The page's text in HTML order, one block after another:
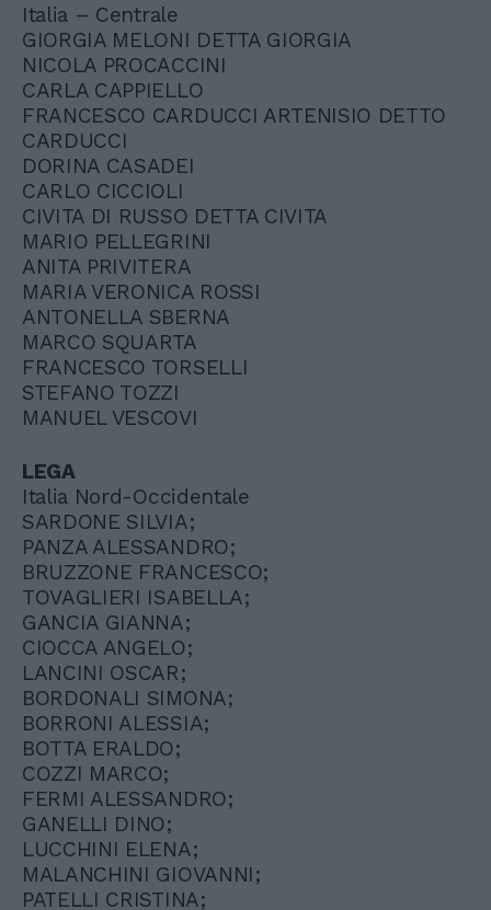
Italia – Centrale
GIORGIA MELONI DETTA GIORGIA
NICOLA PROCACCINI
CARLA CAPPIELLO
FRANCESCO CARDUCCI ARTENISIO DETTO
CARDUCCI
DORINA CASADEI
CARLO CICCIOLI
CIVITA DI RUSSO DETTA CIVITA
MARIO PELLEGRINI
ANITA PRIVITERA
MARIA VERONICA ROSSI
ANTONELLA SBERNA
MARCO SQUARTA
FRANCESCO TORSELLI
STEFANO TOZZI
MANUEL VESCOVI
LEGA
Italia Nord-Occidentale
SARDONE SILVIA;
PANZA ALESSANDRO;
BRUZZONE FRANCESCO;
TOVAGLIERI ISABELLA;
GANCIA GIANNA;
CIOCCA ANGELO;
LANCINI OSCAR;
BORDONALI SIMONA;
BORRONI ALESSIA;
BOTTA ERALDO;
COZZI MARCO;
FERMI ALESSANDRO;
GANELLI DINO;
LUCCHINI ELENA;
MALANCHINI GIOVANNI;
PATELLI CRISTINA;